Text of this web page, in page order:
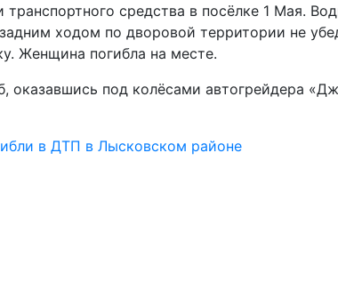
средства в посёлке 1 Мая.
ходом по дворовой территории не
Женщина погибла на месте.
оказавшись под колёсами автогрейдера
в ДТП в Лысковском районе